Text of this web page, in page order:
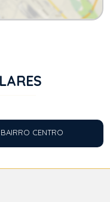
CENTRO